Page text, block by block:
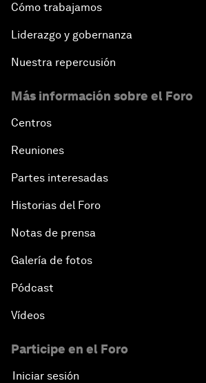
Cómo trabajamos
Liderazgo y gobernanza
Nuestra repercusión
Más información sobre el Foro
Centros
Reuniones
Partes interesadas
Historias del Foro
Notas de prensa
Galería de fotos
Pódcast
Vídeos
Participe en el Foro
Iniciar sesión